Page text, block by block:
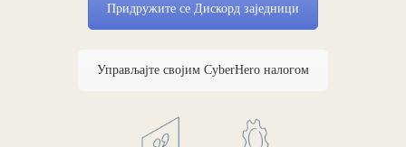
Придружите се Дискорд заједници
Управљајте својим CyberHero налогом